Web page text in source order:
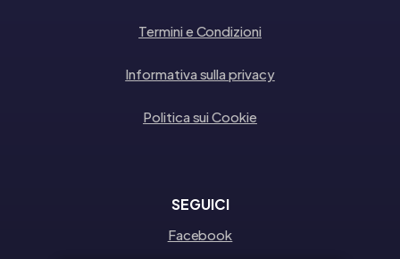
Termini e Condizioni
Informativa sulla privacy
Politica sui Cookie
SEGUICI
Facebook